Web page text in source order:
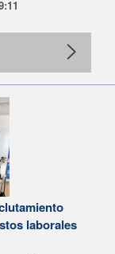
laborales